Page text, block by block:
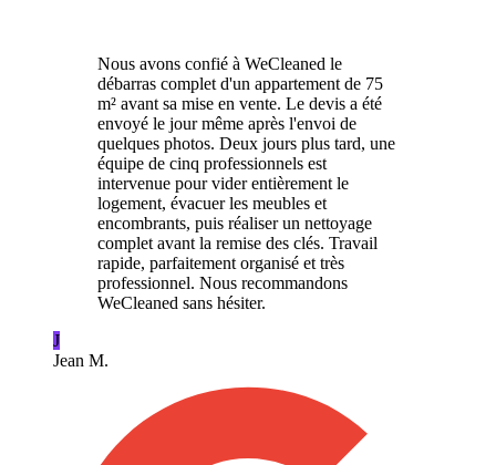
Nous avons confié à WeCleaned le
débarras complet d'un appartement de 75
m² avant sa mise en vente. Le devis a été
envoyé le jour même après l'envoi de
quelques photos. Deux jours plus tard, une
équipe de cinq professionnels est
intervenue pour vider entièrement le
logement, évacuer les meubles et
encombrants, puis réaliser un nettoyage
complet avant la remise des clés. Travail
rapide, parfaitement organisé et très
professionnel. Nous recommandons
WeCleaned sans hésiter.
J
Jean M.